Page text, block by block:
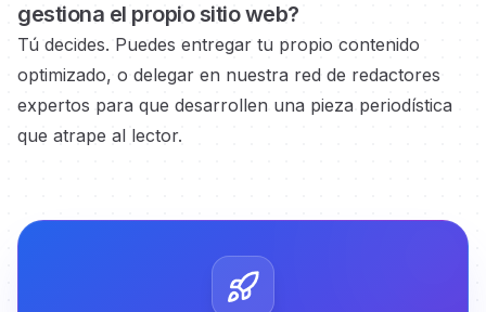
gestiona el propiositio web?
Tú decides. Puedes entregar tu propio contenido
optimizado, o delegar en nuestra red de redactores
expertos para que desarrollen una pieza periodística
que atrape al lector.